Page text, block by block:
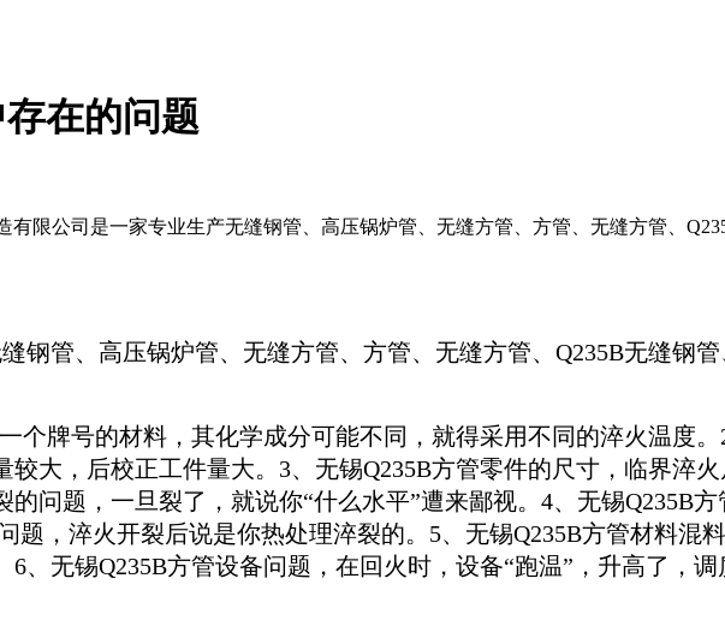
在的问题
限公司是一家专业生产无缝钢管、高压锅炉管、无缝方管、方管、无缝方管、
钢管、高压锅炉管、无缝方管、方管、无缝方管、Q235B无缝钢
牌号的材料，其化学成分可能不同，就得采用不同的淬火温度。
大，后校正工件量大。3、无锡Q235B方管零件的尺寸，临界淬
问题，一旦裂了，就说你“什么水平”遭来鄙视。4、无锡Q235B
题，淬火开裂后说是你热处理淬裂的。5、无锡Q235B方管材料混
、无锡Q235B方管设备问题，在回火时，设备“跑温”，升高了，